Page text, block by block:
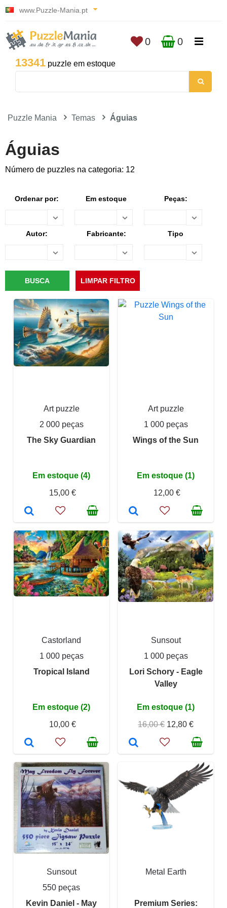
www.Puzzle-Mania.pt
13341 puzzle em estoque
0 0
Puzzle Mania Temas Águias
Águias
Número de puzzles na categoria: 12
Ordenar por: Em estoque Peças:
Autor: Fabricante: Tipo
Art puzzle
2 000 peças
The Sky Guardian
Em estoque (4)
15,00 €
Art puzzle
1 000 peças
Wings of the Sun
Em estoque (1)
12,00 €
Castorland
1 000 peças
Tropical Island
Em estoque (2)
10,00 €
Sunsout
1 000 peças
Lori Schory - Eagle
Valley
Em estoque (1)
16,00 € 12,80 €
Sunsout
550 peças
Kevin Daniel - May
Metal Earth
Premium Series: